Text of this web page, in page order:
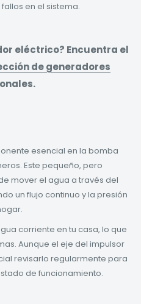
en el sistema.
eléctrico? Encuentra el
de generadores
esencial en la bomba
Este pequeño, pero
mover el agua a través del
un flujo continuo y la presión
corriente en tu casa, lo que
Aunque el eje del impulsor
revisarlo regularmente para
de funcionamiento.